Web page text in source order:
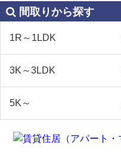
間取りから探す
1R～1LDK
3K～3LDK
5K～